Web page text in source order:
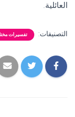
العائلية.
التصنيفات: تفسيرات